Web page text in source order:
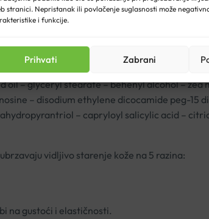
stranici. Nepristanak ili povlačenje suglasnosti može
i funkcije.
Prihvati Zabrani
izražene, a
s osjetljivom kožom u menopauzi.
parkii butter / shea butter – oryza
– glyceryl stearate – behenyl alcohol –
– disodium ethylene dicocamide peg-15
– capryloyl salicylic acid –
vidljivo starenje kože na 5 razina:
na gustoći i elastičnosti.